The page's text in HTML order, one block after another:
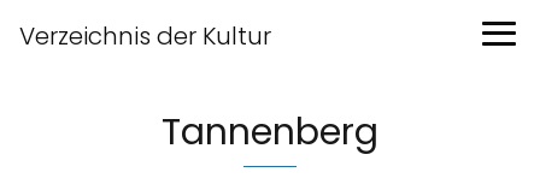
Verzeichnis der Kultur
Tannenberg